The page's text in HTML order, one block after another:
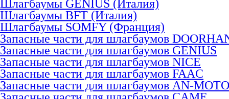
Шлагбаумы GENIUS (Италия)
Шлагбаумы BFT (Италия)
Шлагбаумы SOMFY (Франция)
Запасные части для шлагбаумов
Запасные части для шлагбаумов GENIUS
Запасные части для шлагбаумов NICE
Запасные части для шлагбаумов FAAC
Запасные части для шлагбаумов AN-